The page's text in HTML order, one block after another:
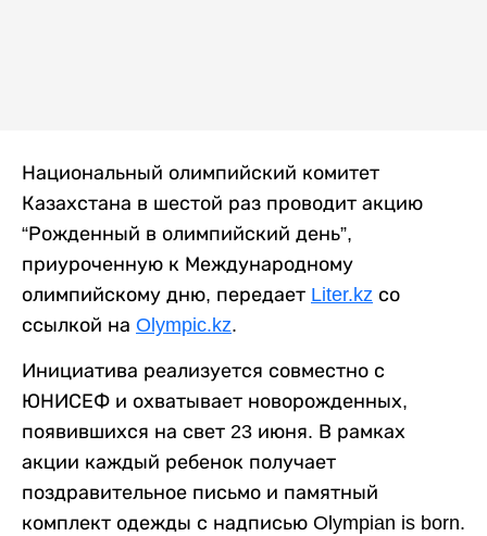
Национальный олимпийский комитет
Казахстана в шестой раз проводит акцию
“Рожденный в олимпийский день”,
приуроченную к Международному
олимпийскому дню, передает Liter.kz со
ссылкой на Olympic.kz.
Инициатива реализуется совместно с
ЮНИСЕФ и охватывает новорожденных,
появившихся на свет 23 июня. В рамках
акции каждый ребенок получает
поздравительное письмо и памятный
комплект одежды с надписью Olympian is born.